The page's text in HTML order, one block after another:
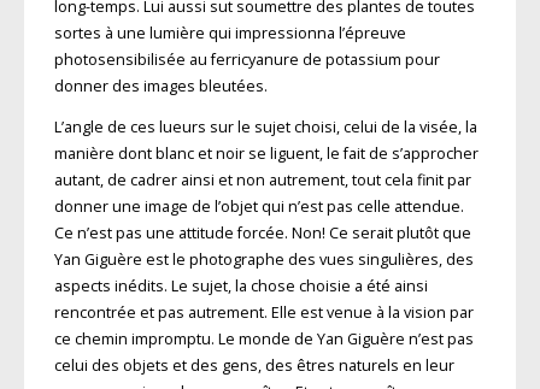
long-temps. Lui aussi sut soumettre des plantes de toutes
sortes à une lumière qui impressionna l’épreuve
photosensibilisée au ferricyanure de potassium pour
donner des images bleutées.
L’angle de ces lueurs sur le sujet choisi, celui de la visée, la
manière dont blanc et noir se liguent, le fait de s’approcher
autant, de cadrer ainsi et non autrement, tout cela finit par
donner une image de l’objet qui n’est pas celle attendue.
Ce n’est pas une attitude forcée. Non! Ce serait plutôt que
Yan Giguère est le photographe des vues singulières, des
aspects inédits. Le sujet, la chose choisie a été ainsi
rencontrée et pas autrement. Elle est venue à la vision par
ce chemin impromptu. Le monde de Yan Giguère n’est pas
celui des objets et des gens, des êtres naturels en leur